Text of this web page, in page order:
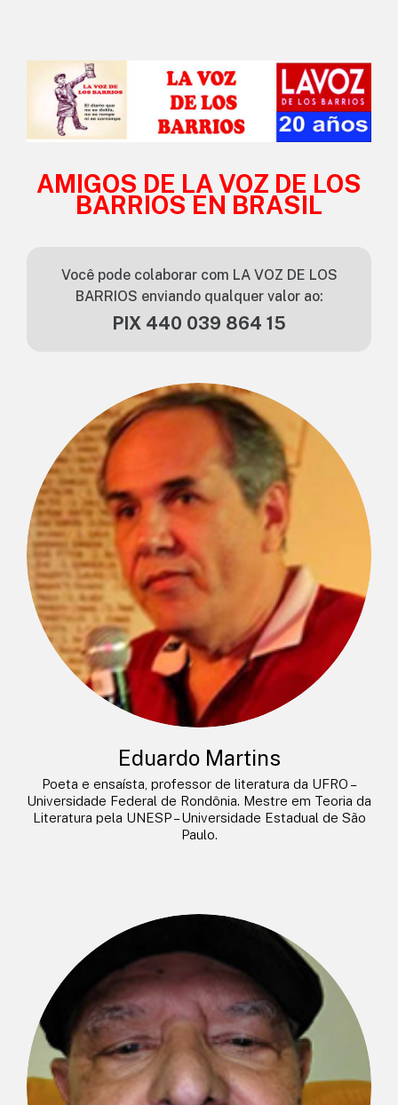
AMIGOS DE LA VOZ DE LOS
BARRIOS EN BRASIL
Você pode colaborar com LA VOZ DE LOS
BARRIOS enviando qualquer valor ao:
PIX 440 039 864 15
Eduardo Martins
Poeta e ensaísta, professor de literatura da UFRO –
Universidade Federal de Rondônia. Mestre em Teoria da
Literatura pela UNESP – Universidade Estadual de São
Paulo.